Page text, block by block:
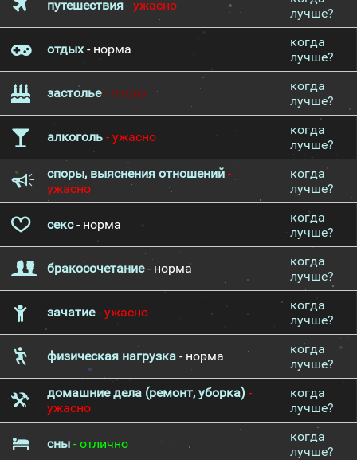
путешествия - ужасно
лучше?
отдых- норма
когда
лучше?
застолье- плохо
когда
лучше?
алкоголь - ужасно
когда
лучше?
споры, выяснения отношений -
ужасно
когда
лучше?
секс- норма
когда
лучше?
бракосочетание- норма
когда
лучше?
зачатие- ужасно
когда
лучше?
физическая нагрузка - норма
когда
лучше?
домашние дела (ремонт, уборка) -
ужасно
когда
лучше?
сны - отлично
когда
лучше?